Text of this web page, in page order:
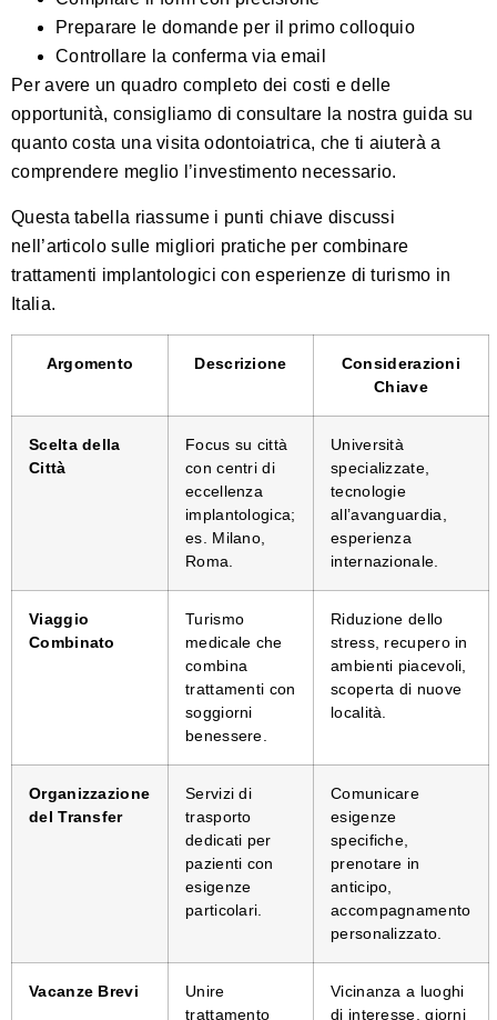
Preparare le domande per il primo colloquio
Controllare la conferma via email
Per avere un quadro completo dei costi e delle
opportunità, consigliamo di consultare la nostra guida su
quanto costa una visita odontoiatrica, che ti aiuterà a
comprendere meglio l’investimento necessario.
Questa tabella riassume i punti chiave discussi
nell’articolo sulle migliori pratiche per combinare
trattamenti implantologici con esperienze di turismo in
Italia.
Argomento Descrizione
Considerazioni
Chiave
Scelta della
Città
Focus su città
con centri di
eccellenza
implantologica;
es. Milano,
Roma.
Università
specializzate,
tecnologie
all’avanguardia,
esperienza
internazionale.
Viaggio
Combinato
Turismo
medicale che
combina
trattamenti con
soggiorni
benessere.
Riduzione dello
stress, recupero in
ambienti piacevoli,
scoperta di nuove
località.
Organizzazione
del Transfer
Servizi di
trasporto
dedicati per
pazienti con
esigenze
particolari.
Comunicare
esigenze
specifiche,
prenotare in
anticipo,
accompagnamento
personalizzato.
Vacanze Brevi
Unire
trattamento
Vicinanza a luoghi
di interesse, giorni